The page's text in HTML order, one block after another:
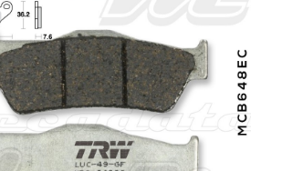
Parcourir tous les véhicules
Sa marque...
Son modèle...